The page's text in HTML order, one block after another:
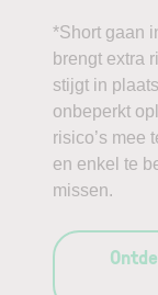
*Short gaan
brengt extra
stijgt in
onbeperkt
risico’s mee
en enkel te
missen.